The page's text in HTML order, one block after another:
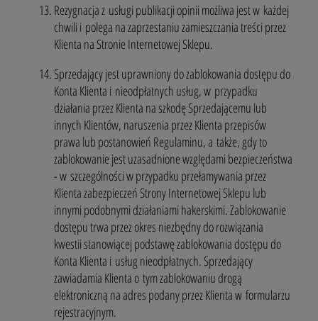
Rezygnacja z usługi publikacji opinii możliwa jest w każdej
chwili i polega na zaprzestaniu zamieszczania treści przez
Klienta na Stronie Internetowej Sklepu.
Sprzedający jest uprawniony do zablokowania dostępu do
Konta Klienta i nieodpłatnych usług, w przypadku
działania przez Klienta na szkodę Sprzedającemu lub
innych Klientów, naruszenia przez Klienta przepisów
prawa lub postanowień Regulaminu, a także, gdy to
zablokowanie jest uzasadnione względami bezpieczeństwa
- w szczególności w przypadku przełamywania przez
Klienta zabezpieczeń Strony Internetowej Sklepu lub
innymi podobnymi działaniami hakerskimi. Zablokowanie
dostępu trwa przez okres niezbędny do rozwiązania
kwestii stanowiącej podstawę zablokowania dostępu do
Konta Klienta i usług nieodpłatnych. Sprzedający
zawiadamia Klienta o tym zablokowaniu drogą
elektroniczną na adres podany przez Klienta w formularzu
rejestracyjnym.